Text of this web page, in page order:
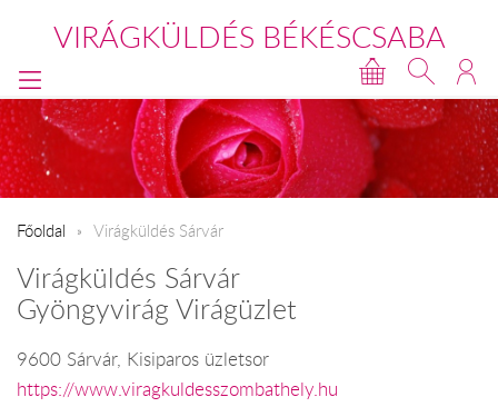
VIRÁGKÜLDÉS BÉKÉSCSABA
Főoldal Virágküldés Sárvár
Virágküldés Sárvár
Gyöngyvirág Virágüzlet
9600 Sárvár, Kisiparos üzletsor
https://www.viragkuldesszombathely.hu